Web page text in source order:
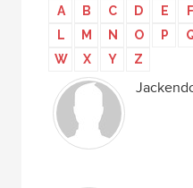
Editor
Editora
Escritor
Escritora
A B C D E F
L
M N O P
W
X Y Z